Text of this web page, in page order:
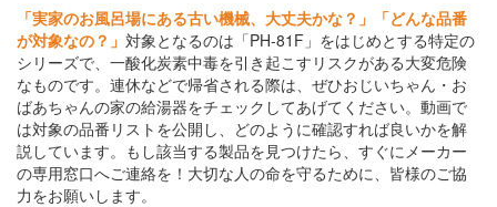
「実家のお風呂場にある古い機械、大丈夫かな？」「どんな品番
が対象なの？」 対象となるのは「PH-81F」をはじめとする特定の
シリーズで、一酸化炭素中毒を引き起こすリスクがある大変危険
なものです。連休などで帰省される際は、ぜひおじいちゃん・お
ばあちゃんの家の給湯器をチェックしてあげてください。動画で
は対象の品番リストを公開し、どのように確認すれば良いかを解
説しています。もし該当する製品を見つけたら、すぐにメーカー
の専用窓口へご連絡を！大切な人の命を守るために、皆様のご協
力をお願いします。